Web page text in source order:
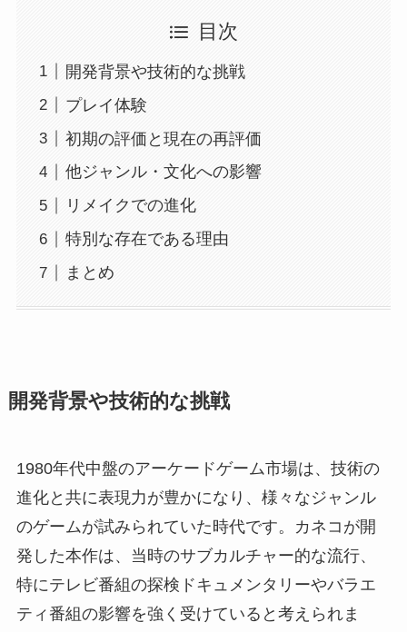
目次
開発背景や技術的な挑戦
プレイ体験
初期の評価と現在の再評価
他ジャンル・文化への影響
リメイクでの進化
特別な存在である理由
まとめ
開発背景や技術的な挑戦
1980年代中盤のアーケードゲーム市場は、技術の
進化と共に表現力が豊かになり、様々なジャンル
のゲームが試みられていた時代です。カネコが開
発した本作は、当時のサブカルチャー的な流行、
特にテレビ番組の探検ドキュメンタリーやバラエ
ティ番組の影響を強く受けていると考えられま